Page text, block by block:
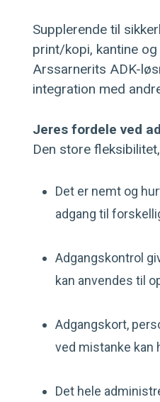
Supplerende til
print/kopi, kantine
Arssarnerits ADK-
integration med
Jeres fordele ved
Den store
Det er nemt og
adgang til
Adgangskontrol
kan anvendes til
Adgangskort,
ved mistanke kan
Det hele